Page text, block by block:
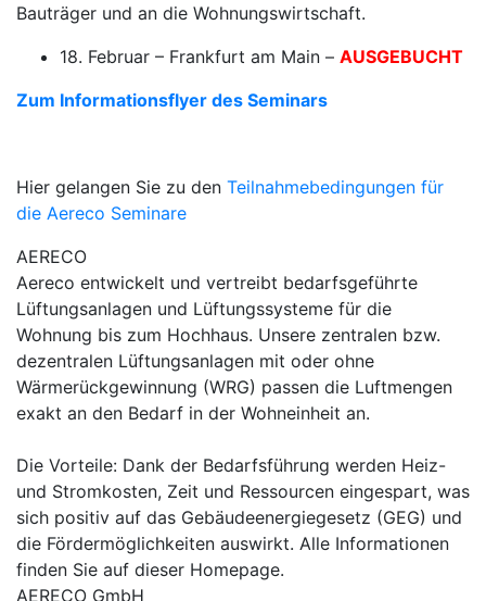
Bauträger und an die Wohnungswirtschaft.
18. Februar – Frankfurt am Main – AUSGEBUCHT
Zum Informationsflyer des Seminars
Hier gelangen Sie zu den Teilnahmebedingungen für
die Aereco Seminare
AERECO
Aereco entwickelt und vertreibt bedarfsgeführte
Lüftungsanlagen und Lüftungssysteme für die
Wohnung bis zum Hochhaus. Unsere zentralen bzw.
dezentralen Lüftungsanlagen mit oder ohne
Wärmerückgewinnung (WRG) passen die Luftmengen
exakt an den Bedarf in der Wohneinheit an.
Die Vorteile: Dank der Bedarfsführung werden Heiz-
und Stromkosten, Zeit und Ressourcen eingespart, was
sich positiv auf das Gebäudeenergiegesetz (GEG) und
die Fördermöglichkeiten auswirkt. Alle Informationen
finden Sie auf dieser Homepage.
AERECO GmbH